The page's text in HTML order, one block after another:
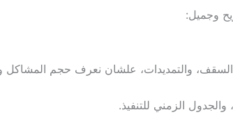
وجميل:
والتمديدات، علشان نعرف حجم المشاكل
الزمني للتنفيذ.